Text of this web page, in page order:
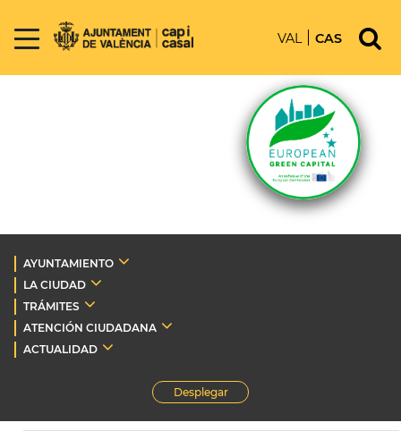
VAL CAS
AYUNTAMIENTO
LA CIUDAD
TRÁMITES
ATENCIÓN CIUDADANA
ACTUALIDAD
Desplegar